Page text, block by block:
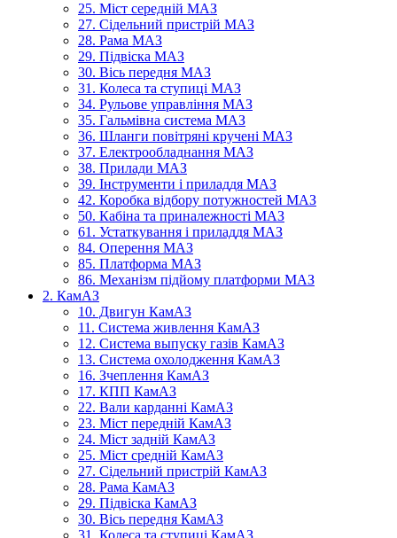
25. Міст середній МАЗ
27. Сідельний пристрій МАЗ
28. Рама МАЗ
29. Підвіска МАЗ
30. Вісь передня МАЗ
31. Колеса та ступиці МАЗ
34. Рульове управління МАЗ
35. Гальмівна система МАЗ
36. Шланги повітряні кручені МАЗ
37. Електрообладнання МАЗ
38. Прилади МАЗ
39. Інструменти і приладдя МАЗ
42. Коробка відбору потужностей МАЗ
50. Кабіна та приналежності МАЗ
61. Устаткування і приладдя МАЗ
84. Оперення МАЗ
85. Платформа МАЗ
86. Механізм підйому платформи МАЗ
2. КамАЗ
10. Двигун КамАЗ
11. Система живлення КамАЗ
12. Система выпуску газів КамАЗ
13. Система охолодження КамАЗ
16. Зчеплення КамАЗ
17. КПП КамАЗ
22. Вали карданні КамАЗ
23. Міст передній КамАЗ
24. Міст задній КамАЗ
25. Міст средній КамАЗ
27. Сідельний пристрій КамАЗ
28. Рама КамАЗ
29. Підвіска КамАЗ
30. Вісь передня КамАЗ
31. Колеса та ступиці КамАЗ